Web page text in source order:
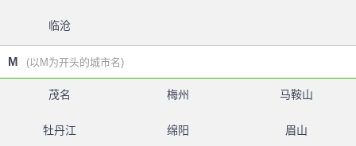
临沧
M (以M为开头的城市名)
茂名 梅州 马鞍山
牡丹江 绵阳 眉山